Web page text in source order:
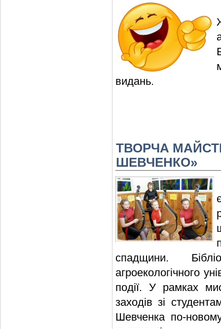
видань.
ТВОРЧА
ШЕВЧЕНКО»
спадщини.
агроекологічного
події. У рамках
заходів зі
Шевченка по-